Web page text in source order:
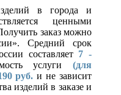
в города и
ценными
заказ можно
Средний срок
составляет 7 -
услуги(для
руб. и не зависит
изделий в заказе и